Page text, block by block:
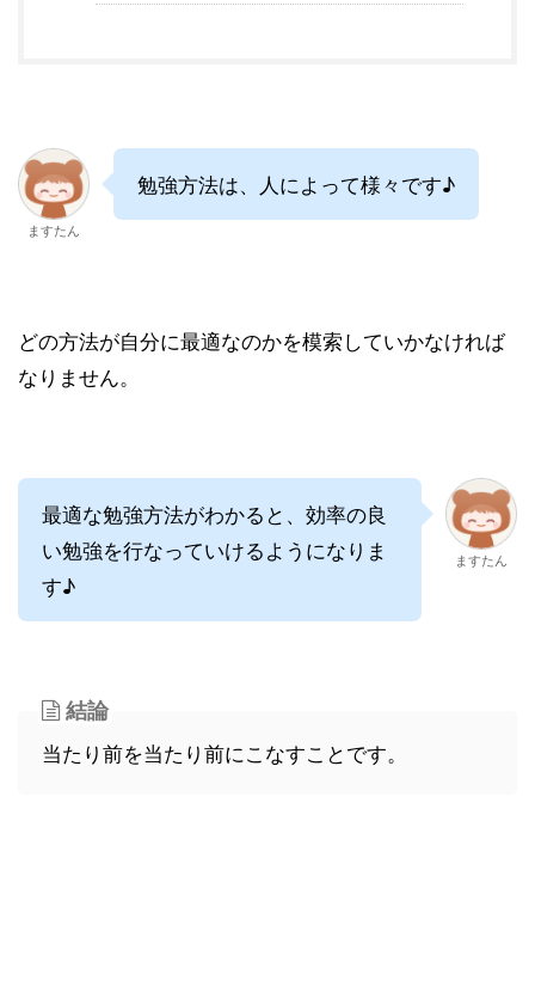
ますたん
勉強方法は、人によって様々です♪
どの方法が自分に最適なのかを模索していかなければ
なりません。
最適な勉強方法がわかると、効率の良
い勉強を行なっていけるようになりま
す♪
ますたん
結論
当たり前を当たり前にこなすことです。